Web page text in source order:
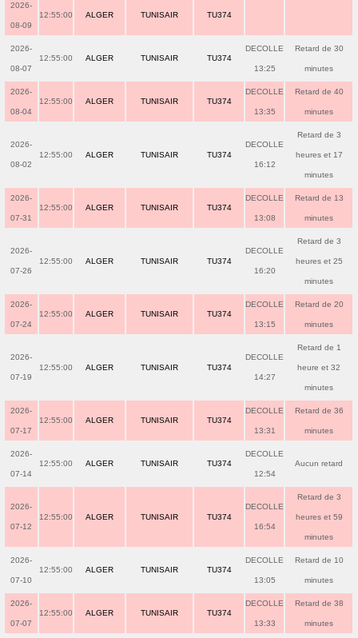
2026-
08-09
12:55:00 ALGER TUNISAIR TU374
2026-
08-07
12:55:00 ALGER TUNISAIR TU374
DECOLLE
13:25
Retard de 30
minutes
2026-
08-04
12:55:00 ALGER TUNISAIR TU374
DECOLLE
13:35
Retard de 40
minutes
2026-
08-02
12:55:00 ALGER TUNISAIR TU374
DECOLLE
16:12
Retard de 3
heures et 17
minutes
2026-
07-31
12:55:00 ALGER TUNISAIR TU374
DECOLLE
13:08
Retard de 13
minutes
2026-
07-26
12:55:00 ALGER TUNISAIR TU374
DECOLLE
16:20
Retard de 3
heures et 25
minutes
2026-
07-24
12:55:00 ALGER TUNISAIR TU374
DECOLLE
13:15
Retard de 20
minutes
2026-
07-19
12:55:00 ALGER TUNISAIR TU374
DECOLLE
14:27
Retard de 1
heure et 32
minutes
2026-
07-17
12:55:00 ALGER TUNISAIR TU374
DECOLLE
13:31
Retard de 36
minutes
2026-
07-14
12:55:00 ALGER TUNISAIR TU374
DECOLLE
12:54
Aucun retard
2026-
07-12
12:55:00 ALGER TUNISAIR TU374
DECOLLE
16:54
Retard de 3
heures et 59
minutes
2026-
07-10
12:55:00 ALGER TUNISAIR TU374
DECOLLE
13:05
Retard de 10
minutes
2026-
07-07
12:55:00 ALGER TUNISAIR TU374
DECOLLE
13:33
Retard de 38
minutes